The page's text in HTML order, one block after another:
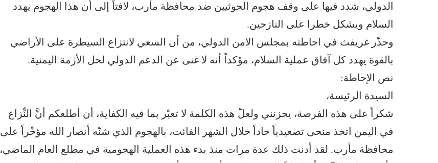
الدولي، شدد فيها على وقف هجوم الحوثيين ضد محافظة مأرب، لافتاً إلى أن هذا الهجوم يهدد
السلام ويشكل خطرا على النازحين.
وحذّر غريفث في احاطته بمجلس الامن الدولي، من أن السعي لانتزاع السيطرة على الأراضي
بالقوة يهدد كل آفاق عملية السلام، مؤكداً أنه لا غنى عن الدعم الدولي لحل الأزمة اليمنية.
نص الإحاطة:
السيدة الرئيسة،
شكراً على هذه الفرصة، يحزنني ولعلّ هذه الكلمة لا تعبّر بما فيه الكفاية، أن أطلعكم أنَّ النِّزاع
في اليمن اتخذ منحى تصعيدياً حاداً خلال الشهر الفائت، بالهجوم الذي شنّه أنصار الله مؤخّراً على
محافظة مأرب. لقد أدنت ذلك عدة مرات منذ بدء هذه العملية الهجومية في مطلع العام الماضي،